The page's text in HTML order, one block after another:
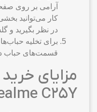
آرامی بر روی
کار می‌توانید
در نظر بگیرید و
برای تخلیه
قسمت‌های حباب
مزایای
C25Y